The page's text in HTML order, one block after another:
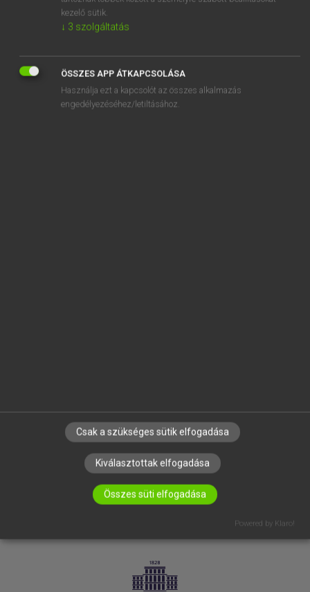
administratrix
adminisztrációs
IRATKOZZ FEL HÍRLEVELÜNKRE!
kezelő sütik.
↓ 3 szolgáltatás
ÖSSZES APP ÁTKAPCSOLÁSA
Használja ezt a kapcsolót az összes alkalmazás
engedélyezéséhez/letiltásához.
Csak a szükséges sütik elfogadása
Kiválasztottak elfogadása
Összes süti elfogadása
Powered by Klaro!